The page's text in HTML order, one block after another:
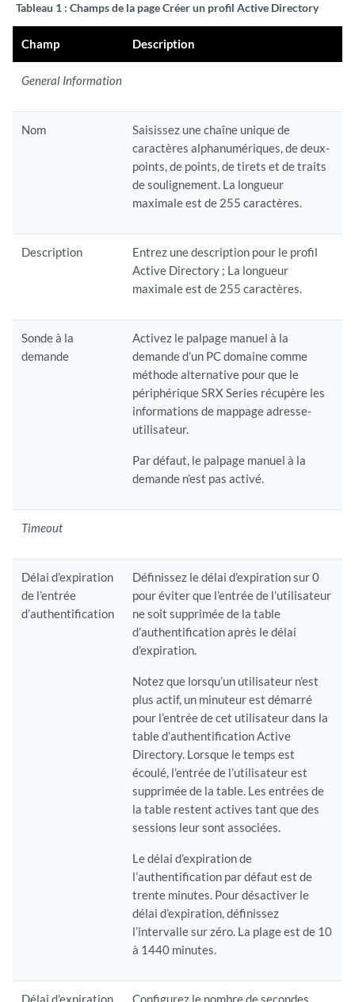
Tableau 1 : Champs de la page Créer un profil Active Directory
Champ Description
General Information
Nom
Saisissez une chaîne unique de
caractères alphanumériques, de deux-
points, de points, de tirets et de traits
de soulignement. La longueur
maximale est de 255 caractères.
Description
Entrez une description pour le profil
Active Directory ; La longueur
maximale est de 255 caractères.
Sonde à la
demande
Activez le palpage manuel à la
demande d’un PC domaine comme
méthode alternative pour que le
périphérique SRX Series récupère les
informations de mappage adresse-
utilisateur.
Par défaut, le palpage manuel à la
demande n’est pas activé.
Timeout
Délai d’expiration
de l’entrée
d’authentification
Définissez le délai d’expiration sur 0
pour éviter que l’entrée de l’utilisateur
ne soit supprimée de la table
d’authentification après le délai
d’expiration.
Notez que lorsqu’un utilisateur n’est
plus actif, un minuteur est démarré
pour l’entrée de cet utilisateur dans la
table d’authentification Active
Directory. Lorsque le temps est
écoulé, l’entrée de l’utilisateur est
supprimée de la table. Les entrées de
la table restent actives tant que des
sessions leur sont associées.
Le délai d’expiration de
l’authentification par défaut est de
trente minutes. Pour désactiver le
délai d’expiration, définissez
l’intervalle sur zéro. La plage est de 10
à 1440 minutes.
Délai d’expiration Configurez le nombre de secondes